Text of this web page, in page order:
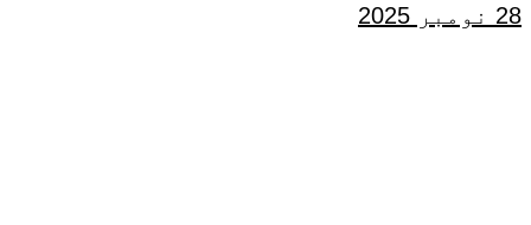
28 نومبر 2025